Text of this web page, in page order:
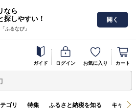
なら
探しやすい！
ふるなび」
開く
ガイド ログイン お気に入り カート
ゴリ 特集 ふるさと納税を知る キャン